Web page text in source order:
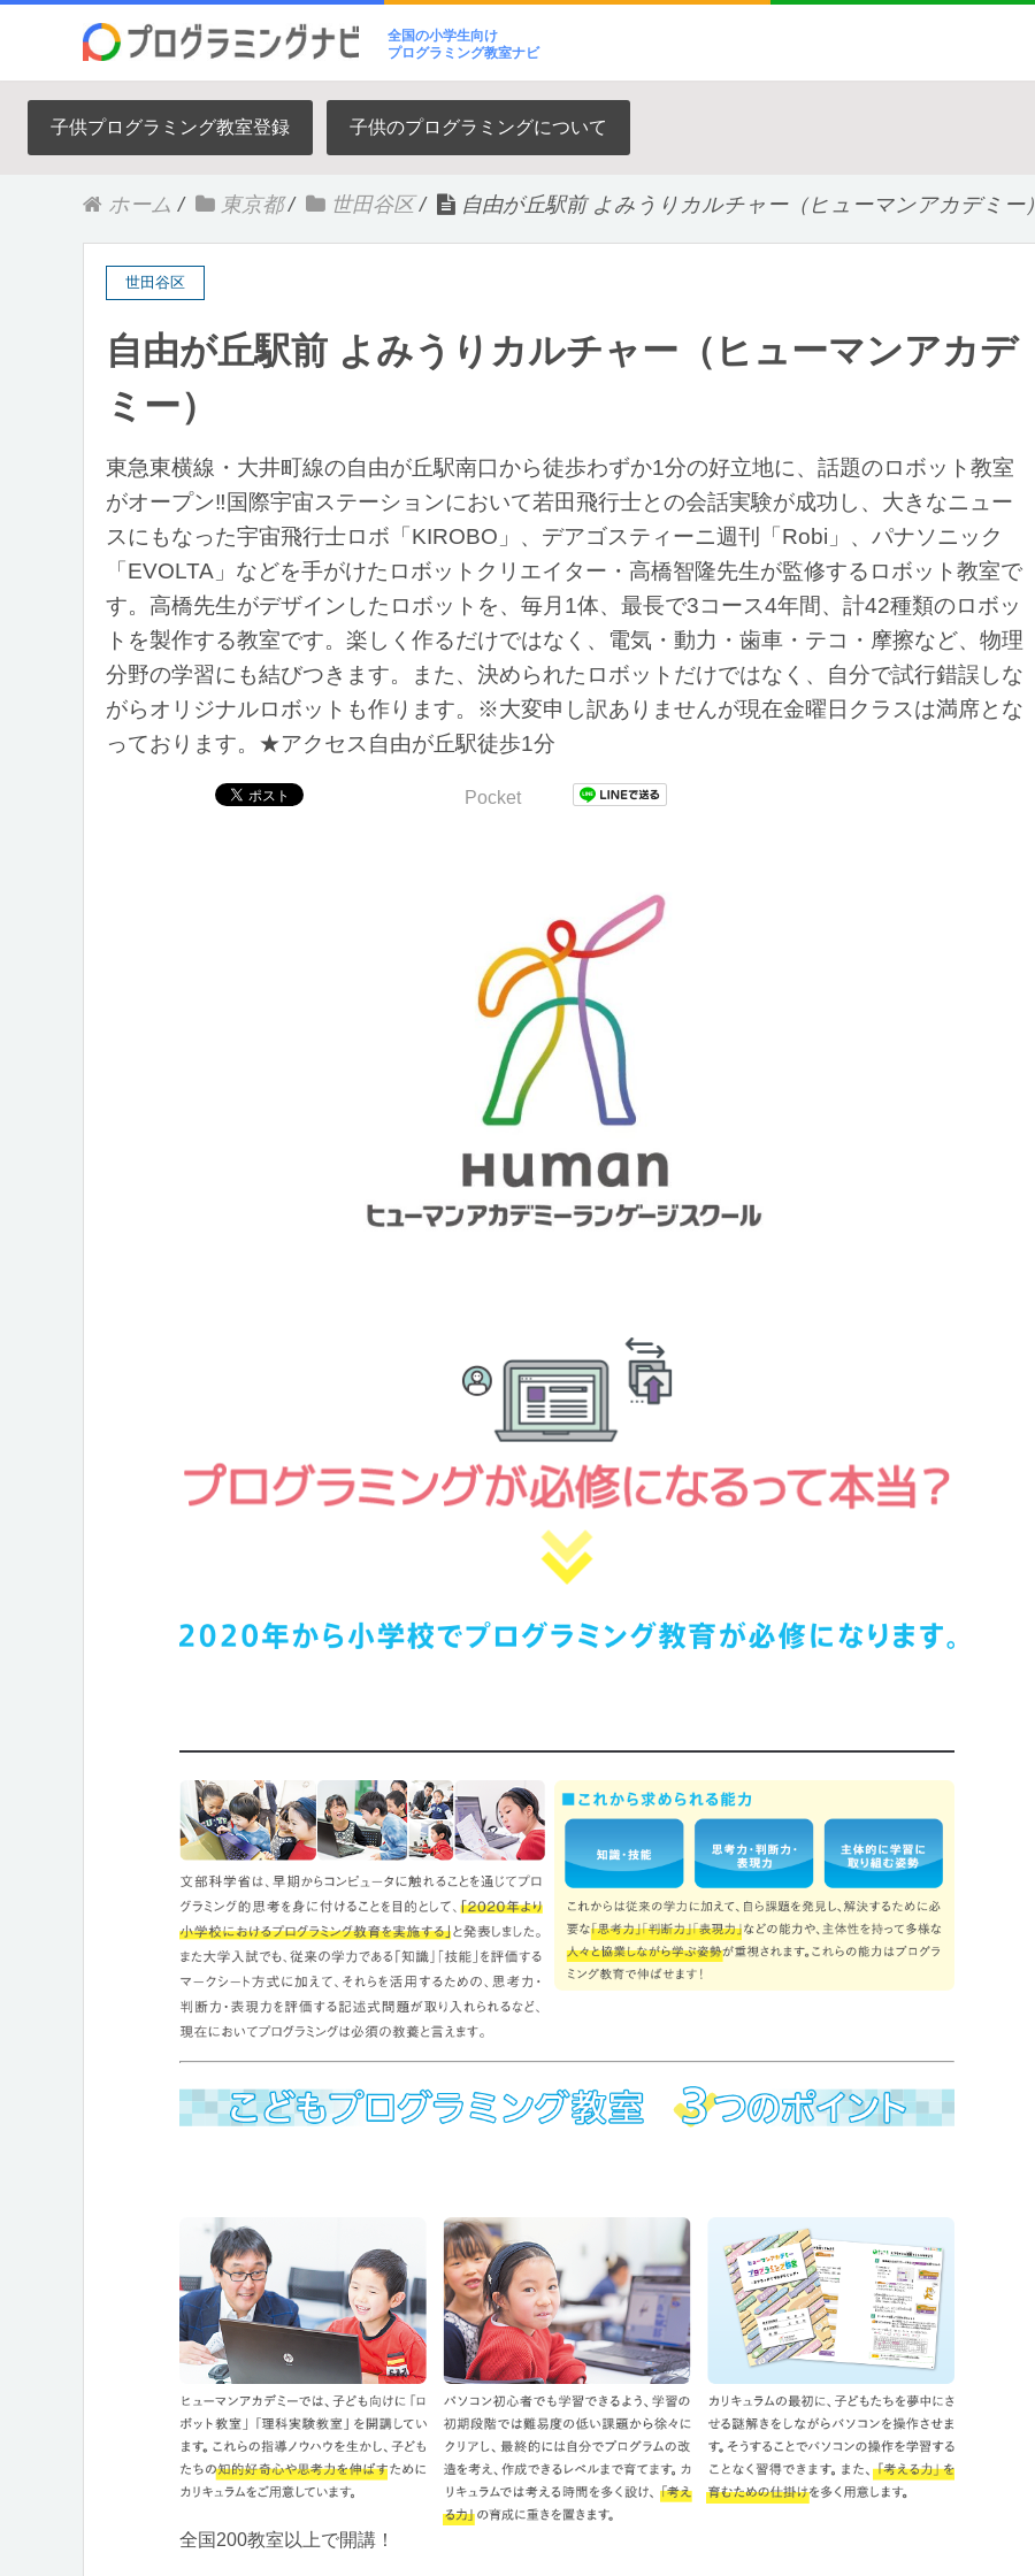
全国の小学生向け
プログラミング教室ナビ
子供プログラミング教室登録 子供のプログラミングについて
ホーム / 東京都/ 世田谷区 / 自由が丘駅前 よみうりカルチャー（ヒューマンアカデミー）
世田谷区
自由が丘駅前 よみうりカルチャー（ヒューマンアカデ
ミー）
東急東横線・大井町線の自由が丘駅南口から徒歩わずか1分の好立地に、話題のロボット教室
がオープン‼国際宇宙ステーションにおいて若田飛行士との会話実験が成功し、大きなニュー
スにもなった宇宙飛行士ロボ「KIROBO」、デアゴスティーニ週刊「Robi」、パナソニック
「EVOLTA」などを手がけたロボットクリエイター・高橋智隆先生が監修するロボット教室で
す。高橋先生がデザインしたロボットを、毎月1体、最長で3コース4年間、計42種類のロボッ
トを製作する教室です。楽しく作るだけではなく、電気・動力・歯車・テコ・摩擦など、物理
分野の学習にも結びつきます。また、決められたロボットだけではなく、自分で試行錯誤しな
がらオリジナルロボットも作ります。※大変申し訳ありませんが現在金曜日クラスは満席とな
っております。★アクセス自由が丘駅徒歩1分
Pocket
全国200教室以上で開講！